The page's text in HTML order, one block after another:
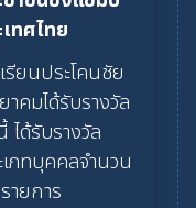
ทศไทย
รียนประโคนชัย
คมได้รับรางวัล
ได้รับรางวัล
เภทบุคคลจำนวน
ายการ